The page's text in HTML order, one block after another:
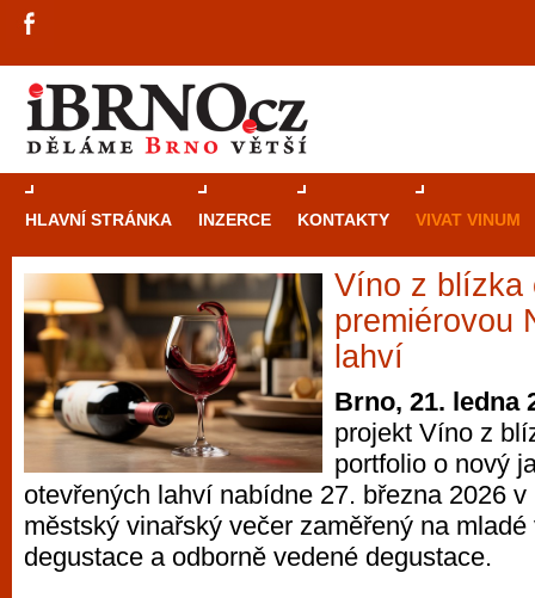
HLAVNÍ STRÁNKA INZERCE KONTAKTY VIVAT VINUM
Víno z blízka
premiérovou
lahví
Brno, 21. ledna
projekt Víno z
portfolio o nový
otevřených lahví nabídne 27. března 2026
městský vinařský večer zaměřený na
degustace a odborně vedené degustace.
Průvodce
Brně: Od
automaty
Brno je
zajímavé
restaurace,
Mimo jiné je ale také místem, kde si
vyzkoušet různé kasinové hry. V